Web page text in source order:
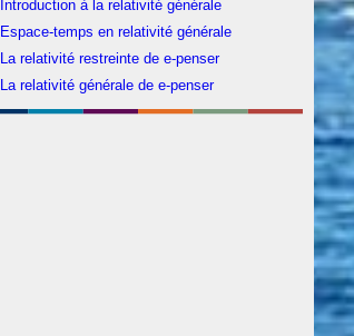
Introduction à la relativité générale
Espace-temps en relativité générale
La relativité restreinte de e-penser
La relativité générale de e-penser